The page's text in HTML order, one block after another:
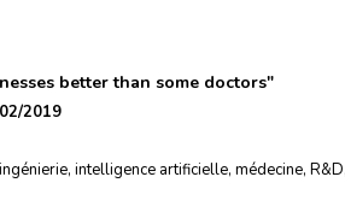
better than some doctors"
2019
ingénierie, intelligence artificielle, médecine, R&D